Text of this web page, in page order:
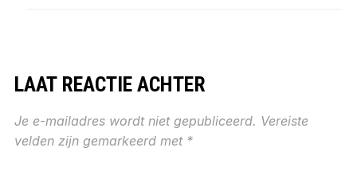
LAAT REACTIE ACHTER
Je e-mailadres wordt niet gepubliceerd. Vereiste
velden zijn gemarkeerd met *